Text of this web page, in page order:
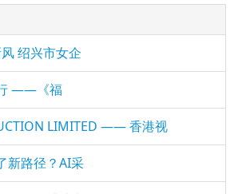
绍兴市女企
——《福
LIMITED —— 香港视
新路径？AI采